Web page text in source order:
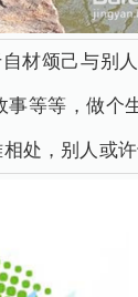
材颂己与别
等等，做个
处，别人或许